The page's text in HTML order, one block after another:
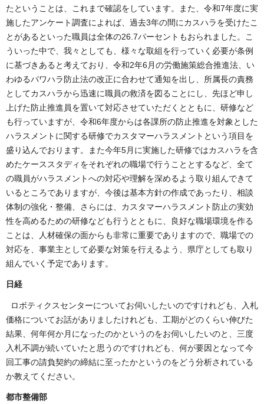
たということは、これまで確認をしています。また、令和7年度に実
施したアンケート調査によれば、過去3年の間にカスハラを受けたこ
とがあるといった職員は全体の26.7パーセントもおられました。こ
ういった中で、我々としても、様々な取組を行っていく必要が条例
に基づきあると考えており、令和2年6月の労働施策総合推進法、い
わゆるパワハラ防止法の改正に合わせて通知を出し、所属長の責務
としてカスハラから迅速に職員の救済を図ることにし、先ほど申し
上げた防止推進員を置いて対応させていただくとともに、研修など
も行っていますが、令和6年度からは各課所の防止推進を対象とした
ハラスメントに関する研修でカスタマーハラスメントという項目を
盛り込んでおります。また今年5月に実施した研修ではカスハラを含
めたケーススタディをそれぞれの職場で行うこととするなど、全て
の職員がハラスメントへの対応や理解を深めるよう取り組んできて
いるところでありますが、今後は基本方針の作成であったり、相談
体制の強化・整備、さらには、カスタマーハラスメント防止の実効
性を高めるための研修なども行うとともに、良好な職場環境を作る
ことは、人材確保の面からも非常に重要でありますので、職場での
対応を、事業主として必要な対策を行えるよう、県庁としても取り
組んでいく予定であります。
日経
ロボティクスセンターについてお伺いしたいのですけれども、入札
価格についてお話がありましたけれども、工期がどのくらい伸びた
結果、何年何か月になったのかというのをお伺いしたいのと、三度
入札不調が続いていたと思うのですけれども、何が要因となって今
回工事の請負契約の締結に至ったかというのをどう分析されている
か教えてください。
都市整備部